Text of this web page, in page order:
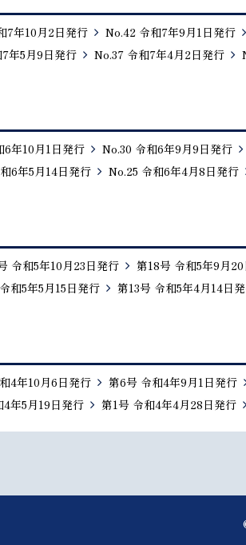
7年10月2日発行 No.42 令和7年9月1日発行
年5月9日発行 No.37 令和7年4月2日発行
6年10月1日発行 No.30 令和6年9月9日発行
6年5月14日発行 No.25 令和6年4月8日発行
令和5年10月23日発行 第18号 令和5年9月
和5年5月15日発行 第13号 令和5年4月14日
4年10月6日発行 第6号 令和4年9月1日発行
年5月19日発行 第1号 令和4年4月28日発行